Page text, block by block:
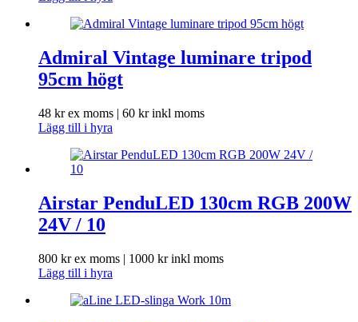
Admiral Vintage luminare tripod
95cm högt
48 krex moms | 60 krinkl moms
Lägg till i hyra
Airstar PenduLED 130cm RGB 200W
24V / 10
800 krex moms | 1000 krinkl moms
Lägg till i hyra